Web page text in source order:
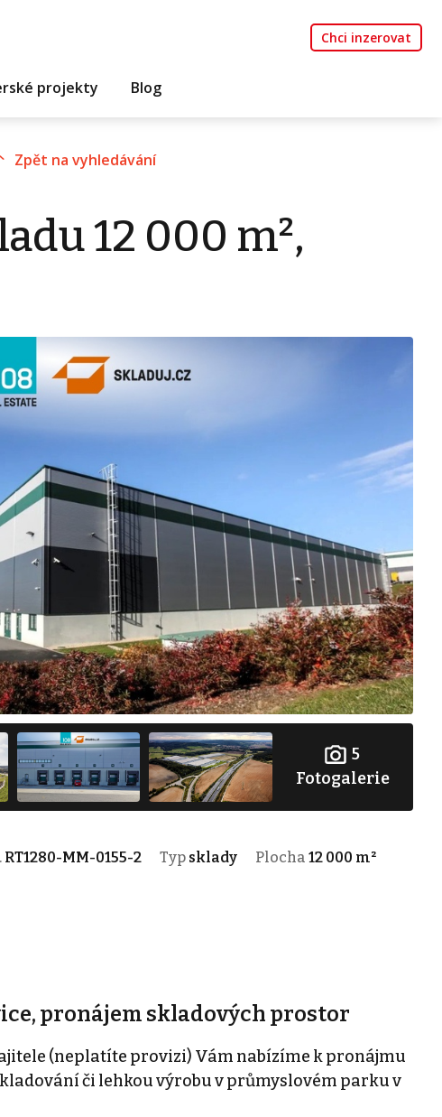
Chci inzerovat
projekty Blog
Zpět na vyhledávání
12 000 m²,
5
Fotogalerie
RT1280-MM-0155-2 Typ sklady Plocha 12 000 m²
pronájem skladových prostor
(neplatíte provizi) Vám nabízíme k pronájmu
či lehkou výrobu v průmyslovém parku v